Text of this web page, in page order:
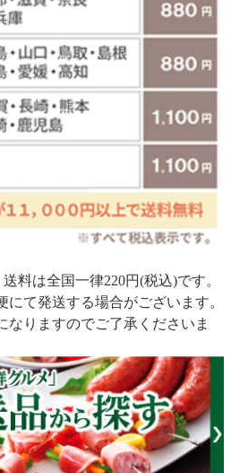
料は全国一律220円(税込)です。
て発送する場合がございます。
なりますのでご了承くださいま